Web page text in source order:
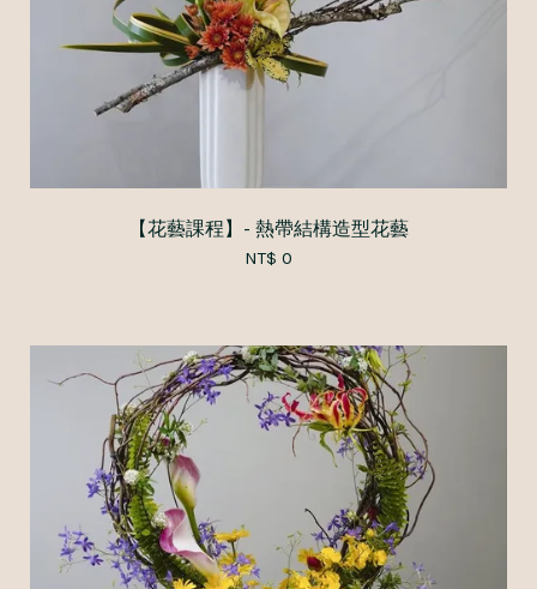
【花藝課程】- 熱帶結構造型花藝
NT$ 0